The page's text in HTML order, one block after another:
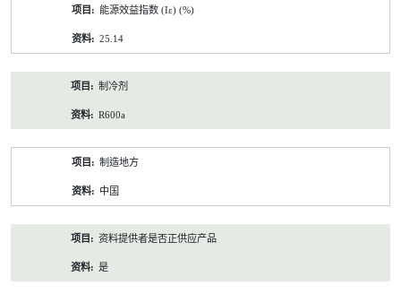
能源效益指数 (Iε) (%)
25.14
制冷剂
R600a
制造地方
中国
资料提供者是否正供应产品
是